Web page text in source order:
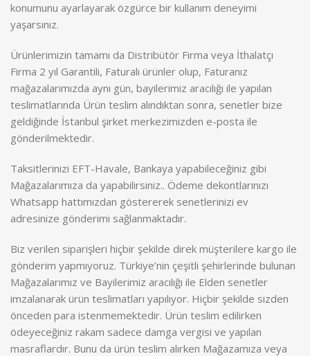
konumunu ayarlayarak özgürce bir kullanım deneyimi
yaşarsınız.
Ürünlerimizin tamamı da Distribütör Firma veya İthalatçı
Firma 2 yıl Garantili, Faturalı ürünler olup, Faturanız
mağazalarımızda aynı gün, bayilerimiz aracılığı ile yapılan
teslimatlarında Ürün teslim alındıktan sonra, senetler bize
geldiğinde İstanbul şirket merkezimizden e-posta ile
gönderilmektedir.
Taksitlerinizi EFT-Havale, Bankaya yapabileceğiniz gibi
Mağazalarımıza da yapabilirsiniz.. Ödeme dekontlarınızı
Whatsapp hattımızdan göstererek senetlerinizi ev
adresinize gönderimi sağlanmaktadır.
Biz verilen siparişleri hiçbir şekilde direk müşterilere kargo ile
gönderim yapmıyoruz. Türkiye’nin çeşitli şehirlerinde bulunan
Mağazalarımız ve Bayilerimiz aracılığı ile Elden senetler
imzalanarak ürün teslimatları yapılıyor. Hiçbir şekilde sizden
önceden para istenmemektedir. Ürün teslim edilirken
ödeyeceğiniz rakam sadece damga vergisi ve yapılan
masraflardır. Bunu da ürün teslim alırken Mağazamıza veya